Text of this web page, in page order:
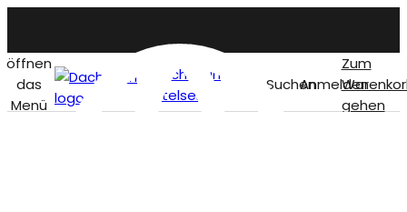
öffnen
das
Menü
Dachstein
titelseite
SuchenAnmelden
Zum
gehen